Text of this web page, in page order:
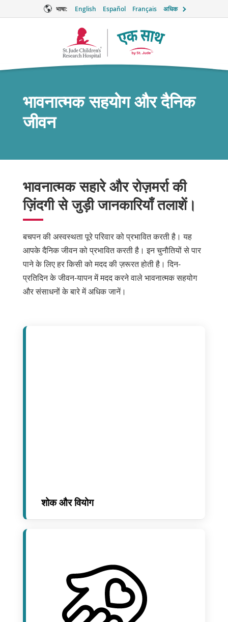
भाषा: English Español Français अधिक
भावनात्मक सहयोग और दैनिक
जीवन
भावनात्मक सहारे और रोज़मर्रा की
ज़िंदगी से जुड़ी जानकारियाँ तलाशें।
बचपन की अस्वस्थता पूरे परिवार को प्रभावित करती है। यह
आपके दैनिक जीवन को प्रभावित करती है। इन चुनौतियों से पार
पाने के लिए हर किसी को मदद की ज़रूरत होती है। दिन-
प्रतिदिन के जीवन-यापन में मदद करने वाले भावनात्मक सहयोग
और संसाधनों के बारे में अधिक जानें।
शोक और वियोग